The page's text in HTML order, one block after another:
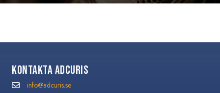
Kontakta Adcuris
info@adcuris.se
info@adcuris.se